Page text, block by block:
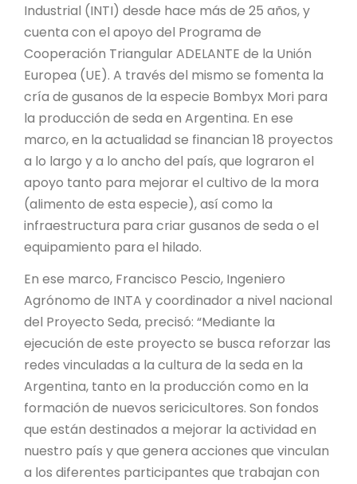
REPOSITORIO
CONTACTO
Industrial (INTI) desde hace más de 25 años, y
cuenta con el apoyo del Programa de
Cooperación Triangular ADELANTE de la Unión
Europea (UE). A través del mismo se fomenta la
cría de gusanos de la especie Bombyx Mori para
la producción de seda en Argentina. En ese
marco, en la actualidad se financian 18 proyectos
a lo largo y a lo ancho del país, que lograron el
apoyo tanto para mejorar el cultivo de la mora
(alimento de esta especie), así como la
infraestructura para criar gusanos de seda o el
equipamiento para el hilado.
En ese marco, Francisco Pescio, Ingeniero
Agrónomo de INTA y coordinador a nivel nacional
del Proyecto Seda, precisó: “Mediante la
ejecución de este proyecto se busca reforzar las
redes vinculadas a la cultura de la seda en la
Argentina, tanto en la producción como en la
formación de nuevos sericicultores. Son fondos
que están destinados a mejorar la actividad en
nuestro país y que genera acciones que vinculan
a los diferentes participantes que trabajan con